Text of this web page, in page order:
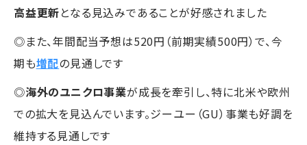
高益更新となる見込みであることが好感されました
◎また、年間配当予想は520円（前期実績500円）で、今
期も増配の見通しです
◎海外のユニクロ事業が成長を牽引し、特に北米や欧州
での拡大を見込んでいます。ジーユー（GU）事業も好調を
維持する見通しです